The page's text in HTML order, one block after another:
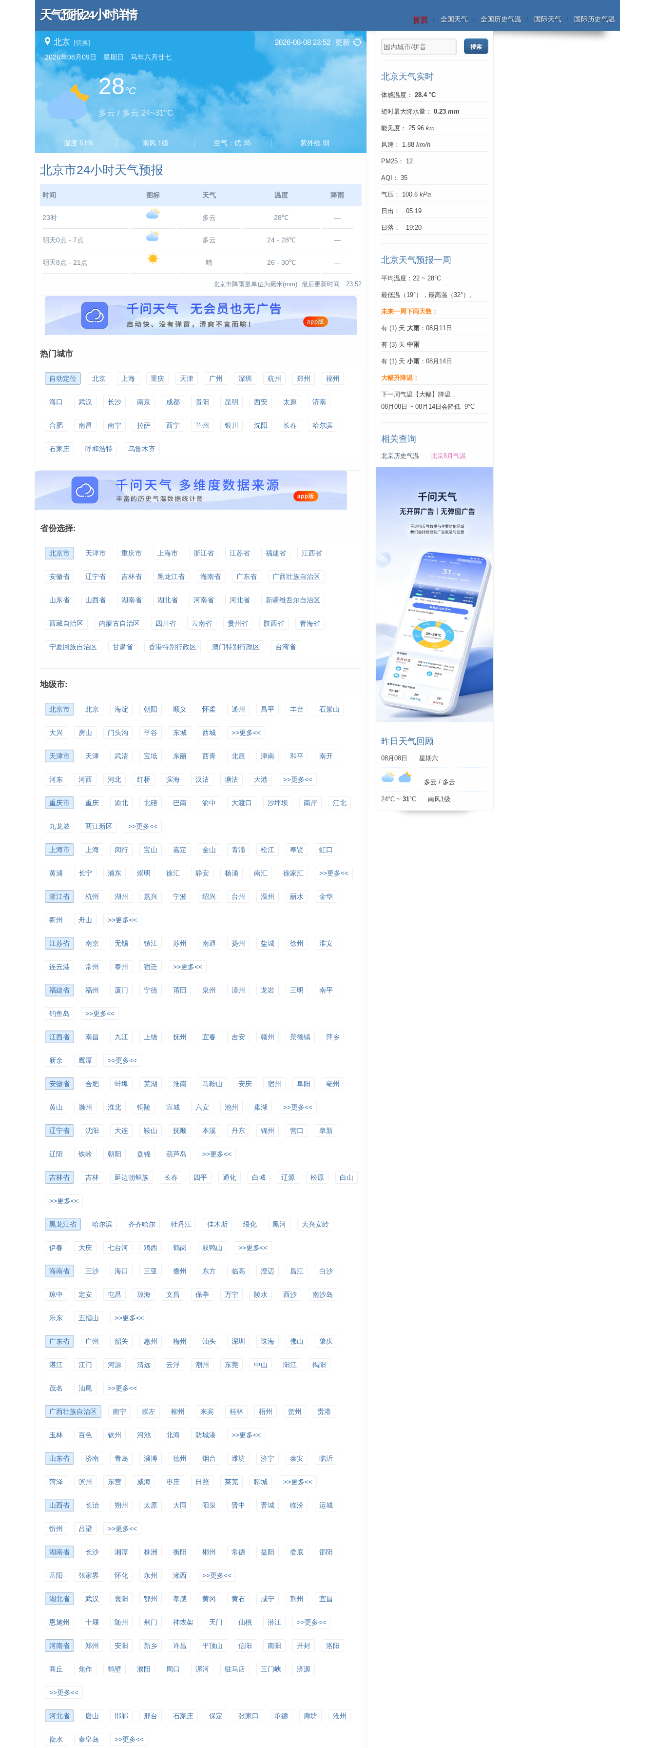
天气预报24小时详情 首页 全国天气 全国历史气温 国际天气 国际历史气温
北京 [切换] 2026-08-08 23:52 更新
2026年08月09日 星期日 马年六月廿七
28°C
多云 / 多云 24~31°C
湿度 51% 南风 1级 空气：优 35 紫外线 弱
北京市24小时天气预报
时间 图标 天气 温度 降雨
23时 多云 28℃ —
明天0点 - 7点 多云 24 - 28℃ —
明天8点 - 21点 晴 26 - 30℃ —
北京市降雨量单位为毫米(mm) 最后更新时间: 23:52
热门城市
自动定位 北京 上海 重庆 天津 广州 深圳 杭州 郑州 福州
海口 武汉 长沙 南京 成都 贵阳 昆明 西安 太原 济南
合肥 南昌 南宁 拉萨 西宁 兰州 银川 沈阳 长春 哈尔滨
石家庄 呼和浩特 乌鲁木齐
省份选择:
北京市 天津市 重庆市 上海市 浙江省 江苏省 福建省 江西省
安徽省 辽宁省 吉林省 黑龙江省 海南省 广东省 广西壮族自治区
山东省 山西省 湖南省 湖北省 河南省 河北省 新疆维吾尔自治区
西藏自治区 内蒙古自治区 四川省 云南省 贵州省 陕西省 青海省
宁夏回族自治区 甘肃省 香港特别行政区 澳门特别行政区 台湾省
地级市:
北京市 北京 海淀 朝阳 顺义 怀柔 通州 昌平 丰台 石景山
大兴 房山 门头沟 平谷 东城 西城 >>更多<<
天津市 天津 武清 宝坻 东丽 西青 北辰 津南 和平 南开
河东 河西 河北 红桥 滨海 汉沽 塘沽 大港 >>更多<<
重庆市 重庆 渝北 北碚 巴南 渝中 大渡口 沙坪坝 南岸 江北
九龙坡 两江新区 >>更多<<
上海市 上海 闵行 宝山 嘉定 金山 青浦 松江 奉贤 虹口
黄浦 长宁 浦东 崇明 徐汇 静安 杨浦 南汇 徐家汇 >>更多<<
浙江省 杭州 湖州 嘉兴 宁波 绍兴 台州 温州 丽水 金华
衢州 舟山 >>更多<<
江苏省 南京 无锡 镇江 苏州 南通 扬州 盐城 徐州 淮安
连云港 常州 泰州 宿迁 >>更多<<
福建省 福州 厦门 宁德 莆田 泉州 漳州 龙岩 三明 南平
钓鱼岛 >>更多<<
江西省 南昌 九江 上饶 抚州 宜春 吉安 赣州 景德镇 萍乡
新余 鹰潭 >>更多<<
安徽省 合肥 蚌埠 芜湖 淮南 马鞍山 安庆 宿州 阜阳 亳州
黄山 滁州 淮北 铜陵 宣城 六安 池州 巢湖 >>更多<<
辽宁省 沈阳 大连 鞍山 抚顺 本溪 丹东 锦州 营口 阜新
辽阳 铁岭 朝阳 盘锦 葫芦岛 >>更多<<
吉林省 吉林 延边朝鲜族 长春 四平 通化 白城 辽源 松原 白山
>>更多<<
黑龙江省 哈尔滨 齐齐哈尔 牡丹江 佳木斯 绥化 黑河 大兴安岭
伊春 大庆 七台河 鸡西 鹤岗 双鸭山 >>更多<<
海南省 三沙 海口 三亚 儋州 东方 临高 澄迈 昌江 白沙
琼中 定安 屯昌 琼海 文昌 保亭 万宁 陵水 西沙 南沙岛
乐东 五指山 >>更多<<
广东省 广州 韶关 惠州 梅州 汕头 深圳 珠海 佛山 肇庆
湛江 江门 河源 清远 云浮 潮州 东莞 中山 阳江 揭阳
茂名 汕尾 >>更多<<
广西壮族自治区 南宁 崇左 柳州 来宾 桂林 梧州 贺州 贵港
玉林 百色 钦州 河池 北海 防城港 >>更多<<
山东省 济南 青岛 淄博 德州 烟台 潍坊 济宁 泰安 临沂
菏泽 滨州 东营 威海 枣庄 日照 莱芜 聊城 >>更多<<
山西省 长治 朔州 太原 大同 阳泉 晋中 晋城 临汾 运城
忻州 吕梁 >>更多<<
湖南省 长沙 湘潭 株洲 衡阳 郴州 常德 益阳 娄底 邵阳
岳阳 张家界 怀化 永州 湘西 >>更多<<
湖北省 武汉 襄阳 鄂州 孝感 黄冈 黄石 咸宁 荆州 宜昌
恩施州 十堰 随州 荆门 神农架 天门 仙桃 潜江 >>更多<<
河南省 郑州 安阳 新乡 许昌 平顶山 信阳 南阳 开封 洛阳
商丘 焦作 鹤壁 濮阳 周口 漯河 驻马店 三门峡 济源
>>更多<<
河北省 唐山 邯郸 邢台 石家庄 保定 张家口 承德 廊坊 沧州
衡水 秦皇岛 >>更多<<
北京天气实时
体感温度： 28.4 °C
短时最大降水量： 0.23 mm
能见度： 25.96 km
风速： 1.88 km/h
PM25： 12
AQI： 35
气压： 100.6 kPa
日出： 05:19
日落： 19:20
北京天气预报一周
平均温度：22 ~ 28°C
最低温（19°），最高温（32°）。
未来一周下雨天数：
有 (1) 天 大雨 ：08月11日
有 (3) 天 中雨
有 (1) 天 小雨 ：08月14日
大幅升降温：
下一周气温【大幅】降温，
08月08日 ~ 08月14日会降低 -9°C
相关查询
北京历史气温 北京8月气温
昨日天气回顾
08月08日 星期六
多云 / 多云
24°C ~ 31°C 南风1级